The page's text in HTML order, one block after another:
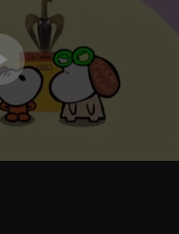
11 : Vase de porphyre :